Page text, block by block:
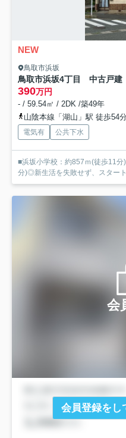
NEW
鳥取市浜坂
鳥取市浜坂4丁目 中古戸建
390万円
- / 59.54㎡ / 2DK /築49年
山陰本線「湖山」駅 徒歩54
電気有 公共下水
■浜坂小学校：約857ｍ(徒歩11
分)◎新生活を失敗せず、スター
会
会員登録をし